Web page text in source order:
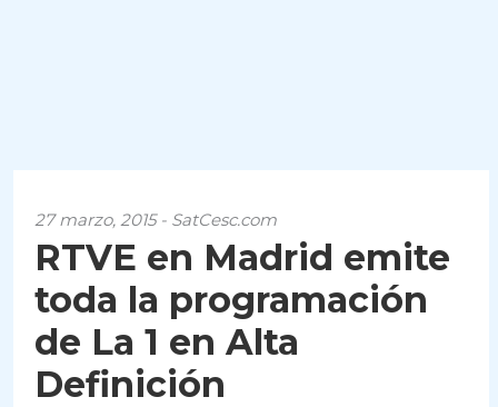
27 marzo, 2015 - SatCesc.com
RTVE en Madrid emite
toda la programación
de La 1 en Alta
Definición